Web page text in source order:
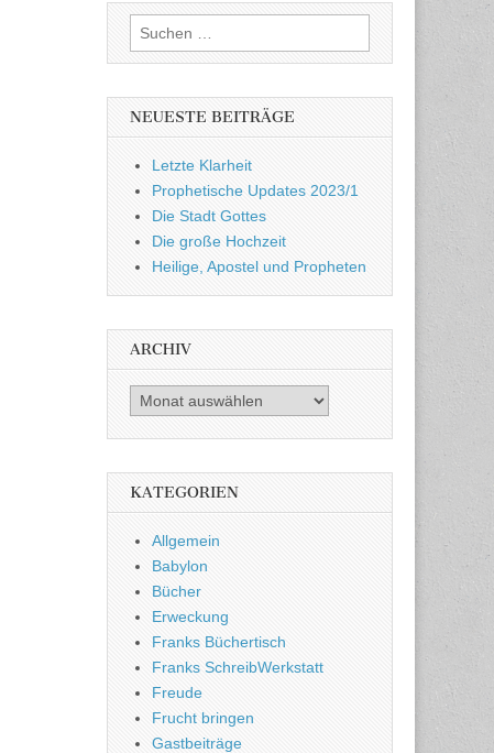
Suchen
nach:
NEUESTE BEITRÄGE
Letzte Klarheit
Prophetische Updates 2023/1
Die Stadt Gottes
Die große Hochzeit
Heilige, Apostel und Propheten
ARCHIV
Archiv
KATEGORIEN
Allgemein
Babylon
Bücher
Erweckung
Franks Büchertisch
Franks SchreibWerkstatt
Freude
Frucht bringen
Gastbeiträge